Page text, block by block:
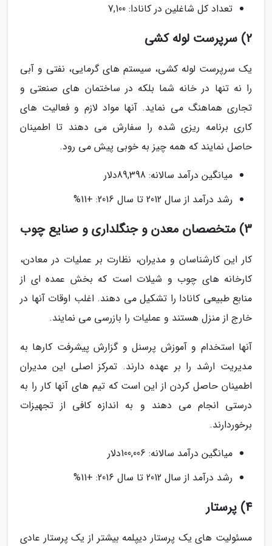
تعداد کل شاغلین در کانادا: 7,100
2) سرپرست لوله کشی
یک سرپرست لوله کشی، سیستم های گرمایی، نفتی و آبی
را نه تنها در خانه شما بلکه در ساختمان های صنعتی و
تجاری هماهنگ می نماید. آنها مواد لازم و فعالیت های
کاری برنامه ریزی شده را سفارش می دهند تا اطمینان
حاصل نمایند که همه چیز به خوبی پیش می رود.
میانگین درآمد سالانه: 89,398دلار
رشد درآمد از سال 2012 تا سال 2016: +11%
3) متخصصان معدن و جنگلداری و صنایع چوب
کار این کارشناسان و مدیران، نظارت بر عملیات در معادن،
کارخانه های چوب و شیلات است که بخش عمده ای از
منابع طبیعی کانادا را تشکیل می دهند. اغلب اوقات آنها در
خارج از منزل هستند و عملیات را بازرسی می نمایند.
آنها استخدام و آموزش پرسنل و گزارش پیشرفت کارها به
مدیریت ارشد را بر عهده دارند. تمرکز اصلی این مدیران
اطمینان حاصل کردن از این است که تیم های آنها کار را به
درستی انجام می دهند و به اندازه کافی از تجهیزات
برخوردارند.
میانگین درآمد سالانه: 100,006دلار
رشد درآمد از سال 2012 تا سال 2016: +11%
4) پرستار
مسئولیت های یک پرستار دیپلمه بیشتر از یک پرستار عادی